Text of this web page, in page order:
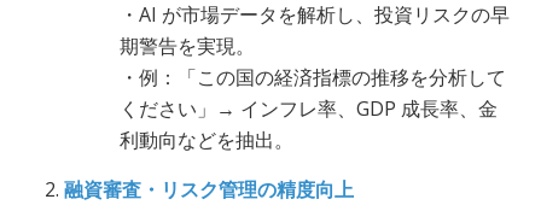
・AI が市場データを解析し、投資リスクの早
期警告を実現。
・例：「この国の経済指標の推移を分析して
ください」→ インフレ率、GDP 成長率、金
利動向などを抽出。
融資審査・リスク管理の精度向上